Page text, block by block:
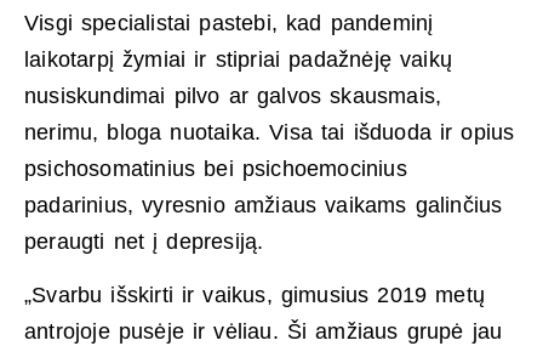
Visgi specialistai pastebi, kad pandeminį
laikotarpį žymiai ir stipriai padažnėję vaikų
nusiskundimai pilvo ar galvos skausmais,
nerimu, bloga nuotaika. Visa tai išduoda ir opius
psichosomatinius bei psichoemocinius
padarinius, vyresnio amžiaus vaikams galinčius
peraugti net į depresiją.
„Svarbu išskirti ir vaikus, gimusius 2019 metų
antrojoje pusėje ir vėliau. Ši amžiaus grupė jau